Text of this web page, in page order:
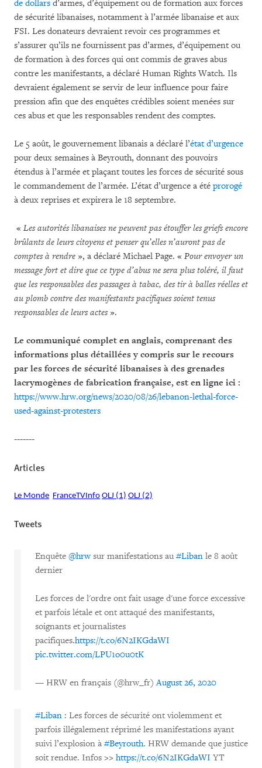
de dollars d’armes, d’équipement ou de formation aux forces
de sécurité libanaises, notamment à l’armée libanaise et aux
FSI. Les donateurs devraient revoir ces programmes et
s’assurer qu’ils ne fournissent pas d’armes, d’équipement ou
de formation à des forces qui ont commis de graves abus
contre les manifestants, a déclaré Human Rights Watch. Ils
devraient également se servir de leur influence pour faire
pression afin que des enquêtes crédibles soient menées sur
ces abus et que les responsables rendent des comptes.
Le 5 août, le gouvernement libanais a déclaré l’état d’urgence
pour deux semaines à Beyrouth, donnant des pouvoirs
étendus à l’armée et plaçant toutes les forces de sécurité sous
le commandement de l’armée. L’état d’urgence a été prorogé
à deux reprises et expirera le 18 septembre.
« Les autorités libanaises ne peuvent pas étouffer les griefs encore
brûlants de leurs citoyens et penser qu’elles n’auront pas de
comptes à rendre », a déclaré Michael Page. « Pour envoyer un
message fort et dire que ce type d’abus ne sera plus toléré, il faut
que les responsables des passages à tabac, des tir à balles réelles et
au plomb contre des manifestants pacifiques soient tenus
responsables de leurs actes».
Le communiqué complet en anglais, comprenant des
informations plus détaillées y compris sur le recours
par les forces de sécurité libanaises à des grenades
lacrymogènes de fabrication française, est en ligne ici :
https://www.hrw.org/news/2020/08/26/lebanon-lethal-force-
used-against-protesters
-------
Articles
Le Monde FranceTVInfo OLJ (1) OLJ (2)
Tweets
Enquête @hrwsur manifestations au #Liban le 8 août
dernier
Les forces de l'ordre ont fait usage d'une force excessive
et parfois létale et ont attaqué des manifestants,
soignants et journalistes
pacifiques.https://t.co/6N2IKGdaWI
pic.twitter.com/LPU1o0u0tK
— HRW en français (@hrw_fr)August 26, 2020
#Liban : Les forces de sécurité ont violemment et
parfois illégalement réprimé les manifestations ayant
suivi l’explosion à #Beyrouth. HRW demande que justice
soit rendue. Infos >> https://t.co/6N2IKGdaWI YT